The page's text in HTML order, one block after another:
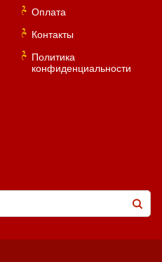
Оплата
Контакты
Политика
конфиденциальности